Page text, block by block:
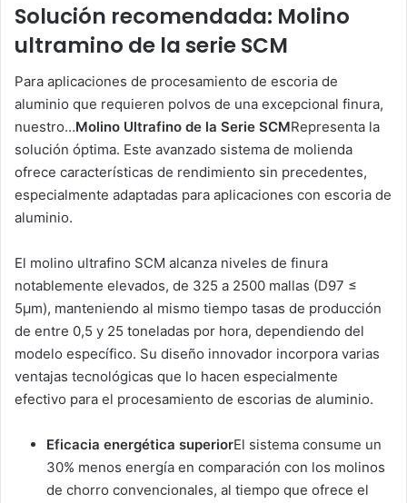
Solución recomendada: Molino
ultramino de la serie SCM
Para aplicaciones de procesamiento de escoria de
aluminio que requieren polvos de una excepcional finura,
nuestro…Molino Ultrafino de la Serie SCMRepresenta la
solución óptima. Este avanzado sistema de molienda
ofrece características de rendimiento sin precedentes,
especialmente adaptadas para aplicaciones con escoria de
aluminio.
El molino ultrafino SCM alcanza niveles de finura
notablemente elevados, de 325 a 2500 mallas (D97 ≤
5μm), manteniendo al mismo tiempo tasas de producción
de entre 0,5 y 25 toneladas por hora, dependiendo del
modelo específico. Su diseño innovador incorpora varias
ventajas tecnológicas que lo hacen especialmente
efectivo para el procesamiento de escorias de aluminio.
Eficacia energética superiorEl sistema consume un
30% menos energía en comparación con los molinos
de chorro convencionales, al tiempo que ofrece el